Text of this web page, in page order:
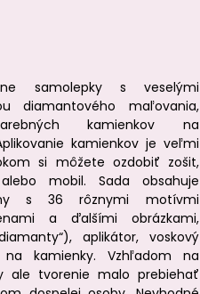
samolepky s veselými
diamantového maľovania,
kamienkov na
kamienkov je veľmi
si môžete ozdobiť zošit,
mobil. Sada obsahuje
s 36 rôznymi motívmi
a ďalšími obrázkami,
aplikátor, voskový
kamienky. Vzhľadom na
ale tvorenie malo prebiehať